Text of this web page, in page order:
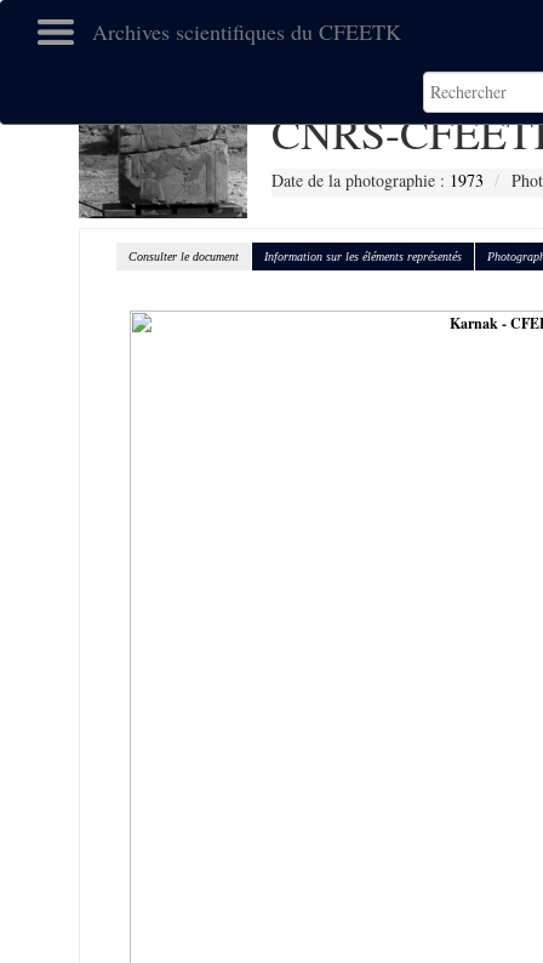
Archives scientifiques du CFEETK
CNRS-
Date de la photographie : 1973
Consulter le document Information sur les éléments représentés